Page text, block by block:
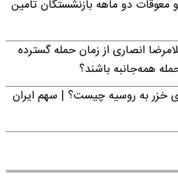
معوقات دو ماهه بازنشستگان تامین
انصاری از زمان حمله گسترده
همه‌جانبه باشند؟
خزر به روسیه چیست؟ | سهم ایران